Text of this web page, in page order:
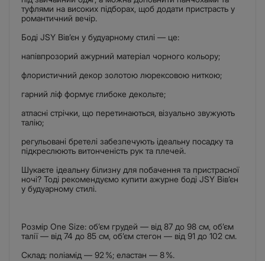
туфлями на високих підборах, щоб додати пристрасть у
романтичний вечір.
Боді JSY Вів’єн у будуарному стилі — це:
напівпрозорий ажурний матеріал чорного кольору;
флористичний декор золотою люрексовою ниткою;
гарний ліф формує глибоке декольте;
атласні стрічки, що перетинаються, візуально звужують
талію;
регульовані бретелі забезпечують ідеальну посадку та
підкреслюють витонченість рук та плечей.
Шукаєте ідеальну білизну для побачення та пристрасної
ночі? Тоді рекомендуємо купити ажурне боді JSY Вів’єн
у будуарному стилі.
Розмір One Size: об’єм грудей — від 87 до 98 см, об’єм
талії — від 74 до 85 см, об’єм стегон — від 91 до 102 см.
Склад: поліамід — 92 %; еластан — 8 %.